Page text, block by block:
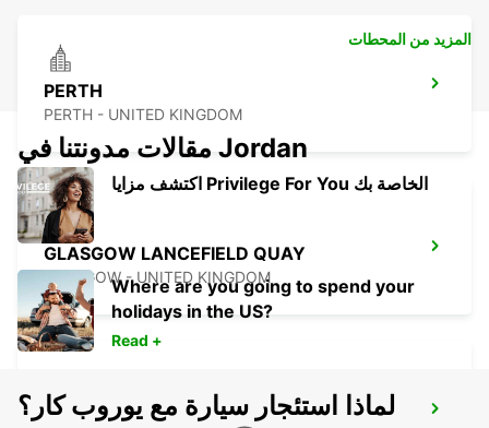
PERTH
PERTH - UNITED KINGDOM
GLASGOW LANCEFIELD QUAY
GLASGOW - UNITED KINGDOM
GLASGOW AIRPORT
المزيد من المحطات
مقالات مدونتنا في Jordan
اكتشف مزايا Privilege For You الخاصة بك
Where are you going to spend your
holidays in the US?
Read +
لماذا استئجار سيارة مع يوروب كار؟